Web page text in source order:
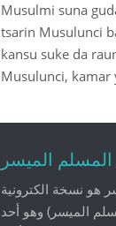
Musulmi suna
tsarin Musulunci
kansu suke da
Musulunci, kamar
المسلم الميسر
هو نسخة الكترونية
الميسر) وهو أحد